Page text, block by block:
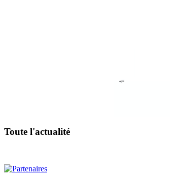
Toute l'actualité